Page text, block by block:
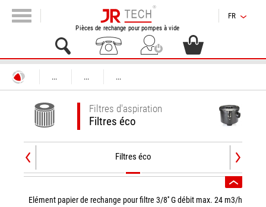
Pièces de rechange pour pompes à vide
FR
... ... ...
Filtres d'aspiration
Filtres éco
Filtres éco
Elément papier de rechange pour filtre 3/8'' G débit max. 24 m3/h